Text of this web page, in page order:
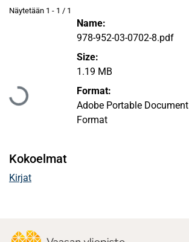
Näytetään 1 - 1 / 1
Ladataan...
Name:
978-952-03-0702-8.pdf
Size:
1.19 MB
Format:
Adobe Portable Document
Format
Kokoelmat
Kirjat